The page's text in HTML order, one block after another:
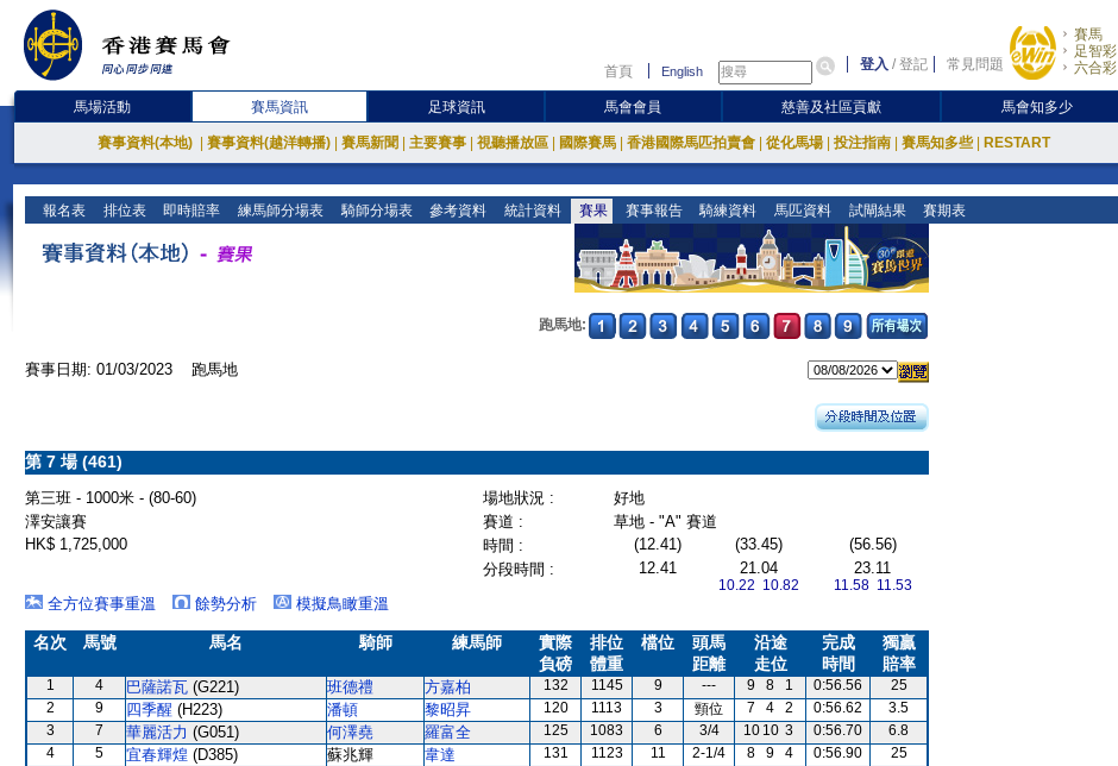
首頁 English 登入 /登記 常見問題
賽馬
足智彩
六合彩
馬場活動 賽馬資訊 足球資訊 馬會會員 慈善及社區貢獻 馬會知多少
賽事資料(本地) 賽事資料(越洋轉播) 賽馬新聞 主要賽事 視聽播放區 國際賽馬 香港國際馬匹拍賣會 從化馬場 投注指南 賽馬知多些 RESTART
報名表 排位表 即時賠率 練馬師分場表 騎師分場表 參考資料 統計資料 賽果 賽事報告 騎練資料 馬匹資料 試閘結果 賽期表
跑馬地:
賽事日期: 01/03/2023 跑馬地
第 7 場 (461)
第三班 - 1000米 - (80-60) 場地狀況 :
好地
澤安讓賽
賽道 :
草地 - "A" 賽道
HK$ 1,725,000
時間 : (12.41) (33.45)
(56.56)
分段時間 :
12.41 21.04
10.22 10.82
23.11
11.58 11.53
全方位賽事重溫 餘勢分析 模擬鳥瞰重溫
名次 馬號 馬名 騎師 練馬師
實際
負磅
排位
體重
檔位
頭馬
距離
沿途
走位
完成
時間
獨贏
賠率
1 4 巴薩諾瓦 (G221) 班德禮 方嘉柏 132 1145 9 --- 9 8 1 0:56.56
25
2
9 四季醒 (H223) 潘頓 黎昭昇 120 1113 3 頸位 7 4 2 0:56.62
3.5
3
7 華麗活力 (G051) 何澤堯 羅富全 125 1083 6 3/4 10 10 3 0:56.70
6.8
4
5 宜春輝煌 (D385) 蘇兆輝 韋達 131 1123 11 2-1/4 8 9 4 0:56.90
25